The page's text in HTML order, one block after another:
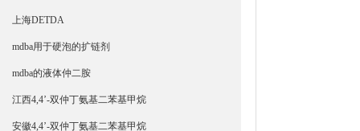
上海DETDA
mdba用于硬泡的扩链剂
mdba的液体仲二胺
江西4,4’-双仲丁氨基二苯基甲烷
安徽4,4’-双仲丁氨基二苯基甲烷